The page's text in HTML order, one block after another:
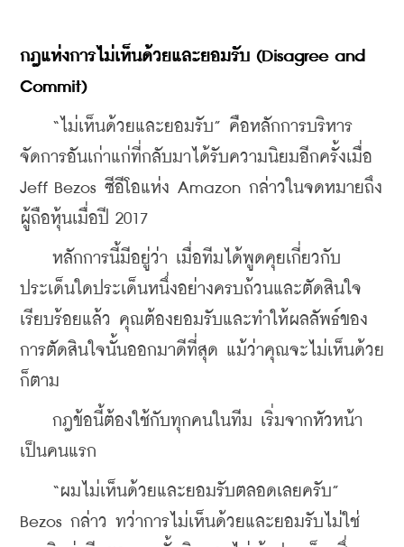
กฎแห่งการไม่เห็นด้วยและยอมรับ (Disagree and
Commit)
“ไม่เห็นด้วยและยอมรับ” คือหลักการบริหาร
จัดการอันเก่าแก่ที่กลับมาได้รับความนิยมอีกครั้งเมื่อ
Jeff Bezos ซีอีโอแห่ง Amazon กล่าวในจดหมายถึง
ผู้ถือหุ้นเมื่อปี 2017
หลักการนี้มีอยู่ว่า เมื่อทีมได้พูดคุยเกี่ยวกับ
ประเด็นใดประเด็นหนึ่งอย่างครบถ้วนและตัดสินใจ
เรียบร้อยแล้ว คุณต้องยอมรับและทำให้ผลลัพธ์ของ
การตัดสินใจนั้นออกมาดีที่สุด แม้ว่าคุณจะไม่เห็นด้วย
ก็ตาม
กฎข้อนี้ต้องใช้กับทุกคนในทีม เริ่มจากหัวหน้า
เป็นคนแรก
“ผมไม่เห็นด้วยและยอมรับตลอดเลยครับ”
Bezos กล่าว ทว่าการไม่เห็นด้วยและยอมรับไม่ใช่